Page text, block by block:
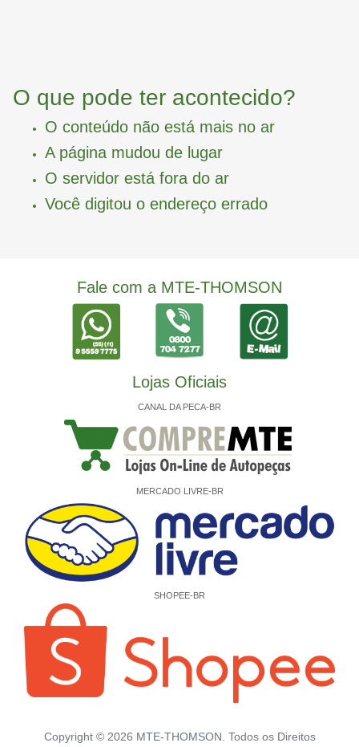
O que pode ter acontecido?
O conteúdo não está mais no ar
A página mudou de lugar
O servidor está fora do ar
Você digitou o endereço errado
Fale com a MTE-THOMSON
Lojas Oficiais
CANAL DA PECA-BR
MERCADO LIVRE-BR
SHOPEE-BR
Copyright © 2026 MTE-THOMSON. Todos os Direitos